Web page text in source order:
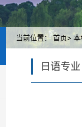
当前位置： 首页> 本
日语专业